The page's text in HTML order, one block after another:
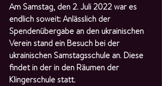
Am Samstag, den 2. Juli 2022 war es
endlich soweit: Anlässlich der
Spendenübergabe an den ukrainischen
Verein stand ein Besuch bei der
ukrainischen Samstagsschule an. Diese
findet in der in den Räumen der
Klingerschule statt.